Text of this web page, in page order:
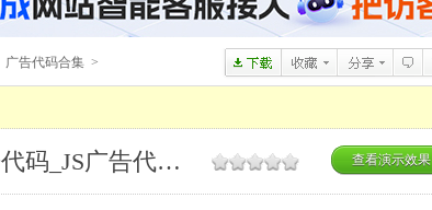
广告代码合集 >
228-可关闭重播的全副广告代码_JS广告代码合集 查看演示效果